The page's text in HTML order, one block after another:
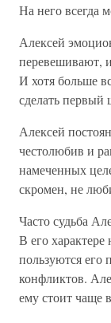
На него всегда
Алексей
перевешивают,
И хотя больше
сделать первый
Алексей
честолюбив и
намеченных
скромен, не
Часто судьба
В его характере
пользуются его
конфликтов.
ему стоит чаще